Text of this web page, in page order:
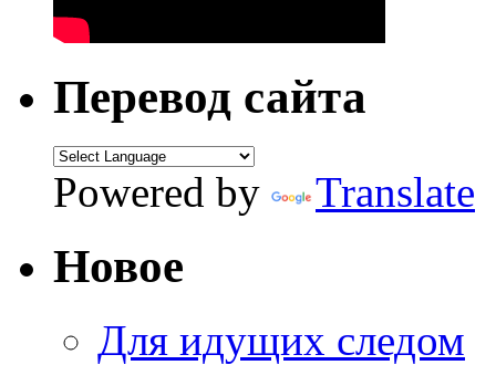
Перевод сайта
Powered by Translate
Новое
Для идущих следом